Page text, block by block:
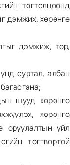
тогтолцоонд
дэмжих, хөрөнгө
дэмжиж, төр,
суртал, албан
шууд хөрөнгө
хөрөнгө
оруулалтын үйл
тогтвортой